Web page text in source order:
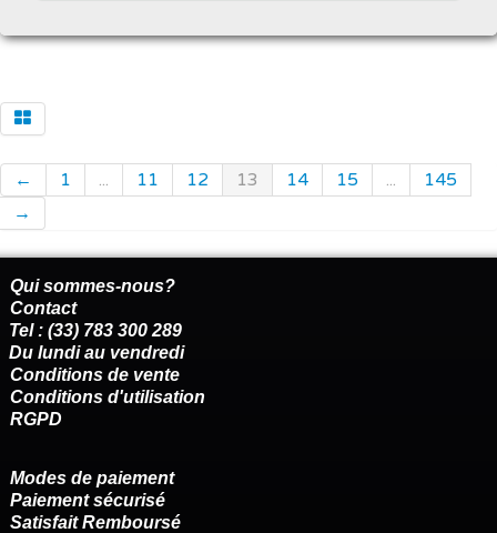
← 1 ... 11 12 13 14 15 ...
145
→
Qui sommes-nous?
Contact
Tel : (33) 783 300 289
Du lundi au vendredi
Conditions de vente
Conditions d'utilisation
RGPD
Modes de paiement
Paiement sécurisé
Satisfait Remboursé